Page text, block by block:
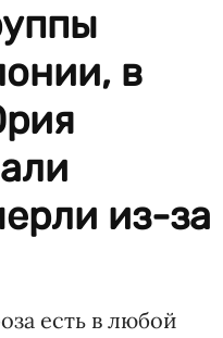
в
из-за
есть в любой